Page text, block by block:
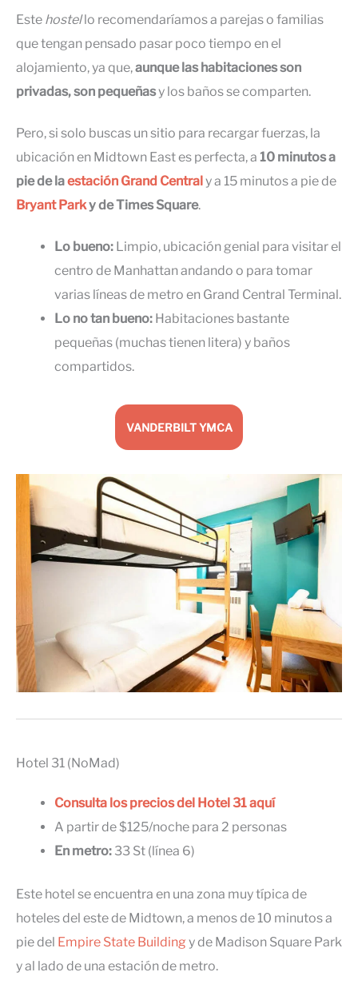
Este hostello recomendaríamos a parejas o familias
que tengan pensado pasar poco tiempo en el
alojamiento, ya que,aunque las habitaciones son
privadas, son pequeñasy los baños se comparten.
Pero, si solo buscas un sitio para recargar fuerzas, la
ubicación en Midtown East es perfecta, a 10 minutos a
pie de laestación Grand Centraly a 15 minutos a pie de
Bryant Parky de Times Square.
Lo bueno: Limpio, ubicación genial para visitar el
centro de Manhattan andando o para tomar
varias líneas de metro en Grand Central Terminal.
Lo no tan bueno: Habitaciones bastante
pequeñas (muchas tienen litera) y baños
compartidos.
VANDERBILT YMCA
Hotel 31 (NoMad)
Consulta los precios del Hotel 31 aquí
A partir de $125/noche para 2 personas
En metro: 33 St (línea 6)
Este hotel se encuentra en una zona muy típica de
hoteles del este de Midtown, a menos de 10 minutos a
pie del Empire State Building y de Madison Square Park
y al lado de una estación de metro.